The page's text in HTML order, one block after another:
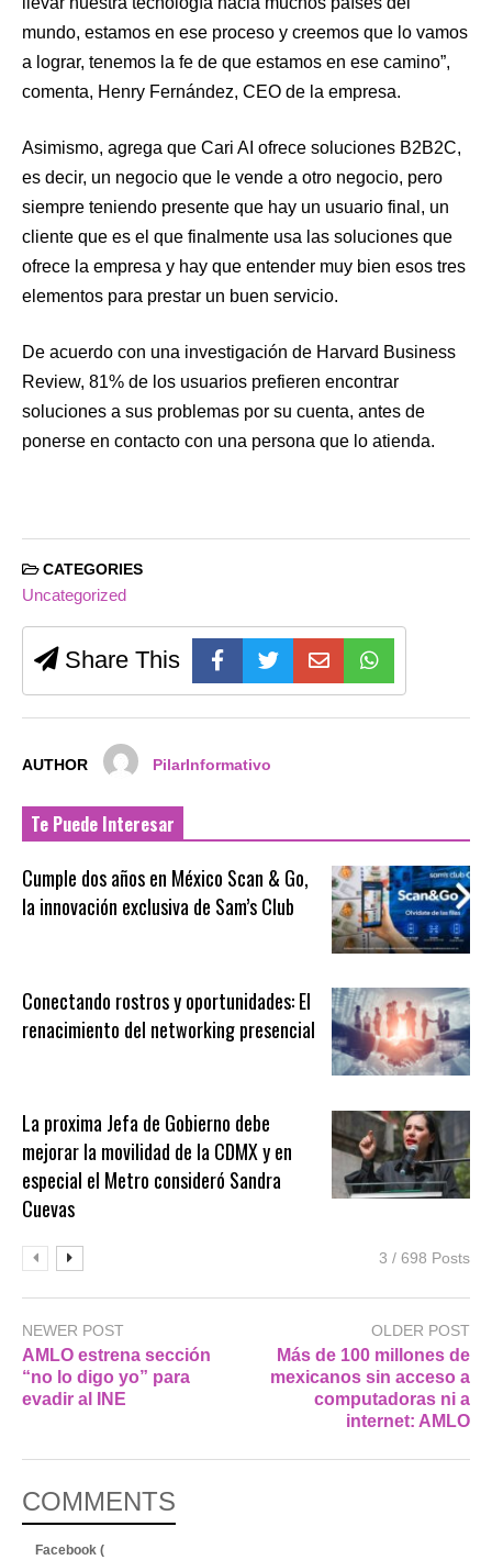
mundo, estamos en ese proceso y creemos que lo vamos
a lograr, tenemos la fe de que estamos en ese camino”,
comenta, Henry Fernández, CEO de la empresa.
Asimismo, agrega que Cari AI ofrece soluciones B2B2C,
es decir, un negocio que le vende a otro negocio, pero
siempre teniendo presente que hay un usuario final, un
cliente que es el que finalmente usa las soluciones que
ofrece la empresa y hay que entender muy bien esos tres
elementos para prestar un buen servicio.
De acuerdo con una investigación de Harvard Business
Review, 81% de los usuarios prefieren encontrar
soluciones a sus problemas por su cuenta, antes de
ponerse en contacto con una persona que lo atienda.
CATEGORIES
Uncategorized
Share This
AUTHOR PilarInformativo
Te Puede Interesar
Cumple dos años en México Scan & Go,
la innovación exclusiva de Sam’s Club
Conectando rostros y oportunidades: El
renacimiento del networking presencial
La proxima Jefa de Gobierno debe
mejorar la movilidad de la CDMX y en
especial el Metro consideró Sandra
Cuevas
3 / 698 Posts
NEWER POST
AMLO estrena sección
“no lo digo yo” para
evadir al INE
OLDER POST
Más de 100 millones de
mexicanos sin acceso a
computadoras ni a
internet: AMLO
COMMENTS
Facebook (